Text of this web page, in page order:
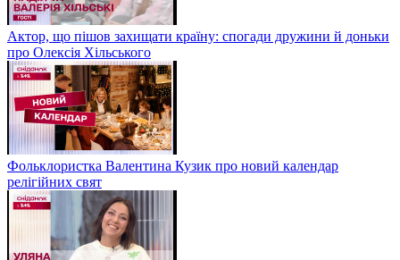
Актор, що пішов захищати країну: спогади дружини й доньки
про Олексія Хільського
Фольклористка Валентина Кузик про новий календар
релігійних свят